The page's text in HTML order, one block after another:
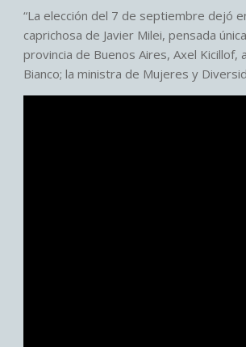
“La elección del 7 de septiembre dejó
caprichosa de Javier Milei, pensada
provincia de Buenos Aires, Axel
Bianco; la ministra de Mujeres y